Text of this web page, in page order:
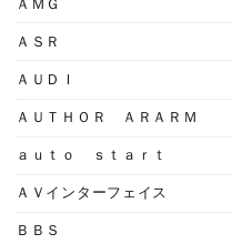
ＡＭＧ
ＡＳＲ
ＡＵＤＩ
ＡＵＴＨＯＲ ＡＲＡＲＭ
ａｕｔｏ ｓｔａｒｔ
ＡＶインターフェイス
ＢＢＳ